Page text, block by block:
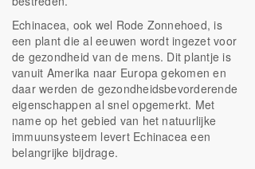
Echinacea, ook wel Rode Zonnehoed, is
een plant die al eeuwen wordt ingezet voor
de gezondheid van de mens. Dit plantje is
vanuit Amerika naar Europa gekomen en
daar werden de gezondheidsbevorderende
eigenschappen al snel opgemerkt. Met
name op het gebied van het natuurlijke
immuunsysteem levert Echinacea een
belangrijke bijdrage.